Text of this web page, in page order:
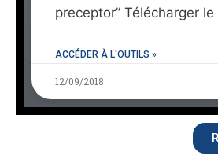
preceptor” Télécharger le
ACCÉDER À L'OUTILS »
12/09/2018